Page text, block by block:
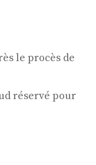
le procès de
réservé pour